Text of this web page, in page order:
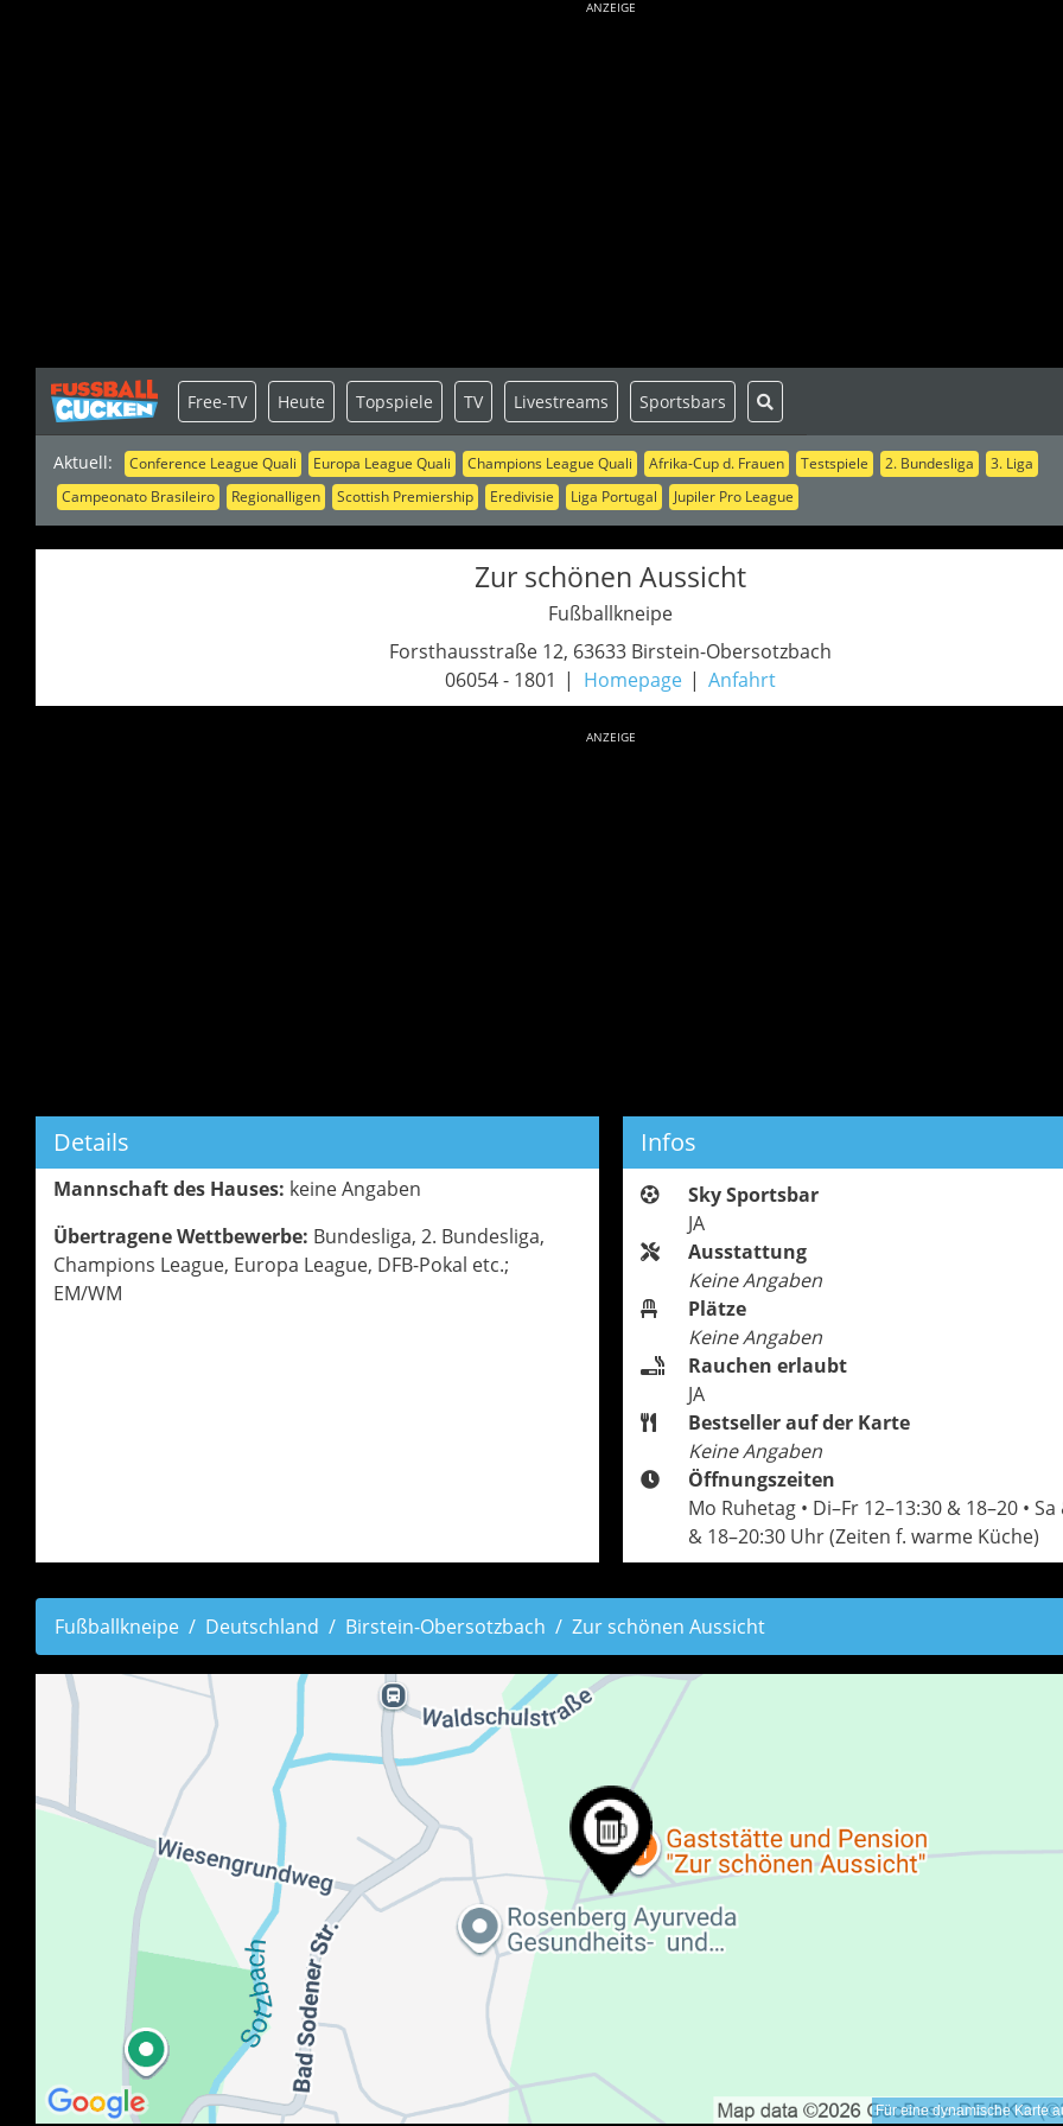
ANZEIGE
Aktuell: Conference League Quali Europa League Quali Champions League Quali Afrika-Cup d. Frauen Testspiele 2. Bundesliga
3. Liga
Campeonato Brasileiro
Regionalligen Scottish Premiership Eredivisie Liga Portugal Jupiler Pro League
Free-TV Heute Topspiele TV Livestreams Sportsbars
Zur schönen Aussicht
Fußballkneipe
Forsthausstraße 12, 63633 Birstein-Obersotzbach
06054 - 1801
Homepage Anfahrt
ANZEIGE
Details
Mannschaft des Hauses: keine Angaben
Übertragene Wettbewerbe: Bundesliga, 2. Bundesliga,
Champions League, Europa League, DFB-Pokal etc.;
EM/WM
Infos
Sky Sportsbar
JA
Ausstattung
Keine Angaben
Plätze
Keine Angaben
Rauchen erlaubt
JA
Bestseller auf der Karte
Keine Angaben
Öffnungszeiten
Mo Ruhetag • Di–Fr 12–13:30 & 18–20 • Sa
& 18–20:30 Uhr (Zeiten f. warme Küche)
Fußballkneipe Deutschland Birstein-Obersotzbach Zur schönen Aussicht
Für eine dynamische Karte